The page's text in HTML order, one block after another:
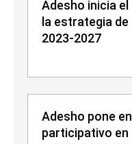
Adesho inicia
la estrategia
2023-2027
Adesho pone
participativo en